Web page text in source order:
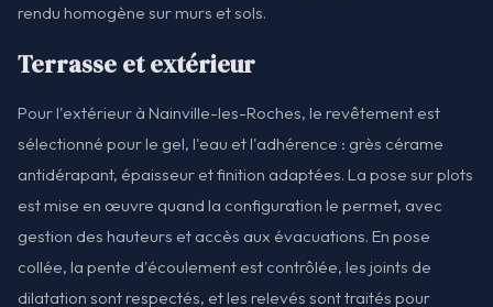
rendu homogène sur murs et sols.
Terrasse et extérieur
Pour l'extérieur à Nainville-les-Roches, le revêtement est
sélectionné pour le gel, l'eau et l'adhérence : grès cérame
antidérapant, épaisseur et finition adaptées. La pose sur plots
est mise en œuvre quand la configuration le permet, avec
gestion des hauteurs et accès aux évacuations. En pose
collée, la pente d'écoulement est contrôlée, les joints de
dilatation sont respectés, et les relevés sont traités pour